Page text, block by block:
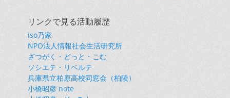
リンクで見る活動履歴
iso乃家
NPO法人情報社会生活研究所
ざつがく・どっと・こむ
ソシエテ・リベルテ
兵庫県立柏原高校同窓会（柏陵）
小橋昭彦 note